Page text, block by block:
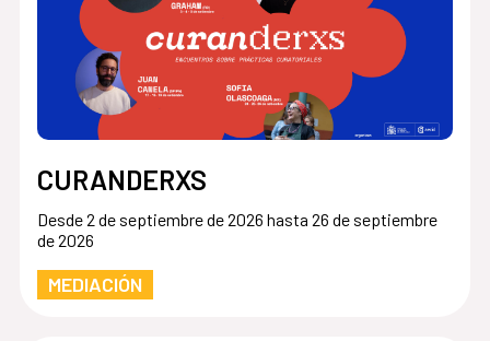
CURANDERXS
Desde 2 de septiembre de 2026 hasta 26 de septiembre
de 2026
MEDIACIÓN